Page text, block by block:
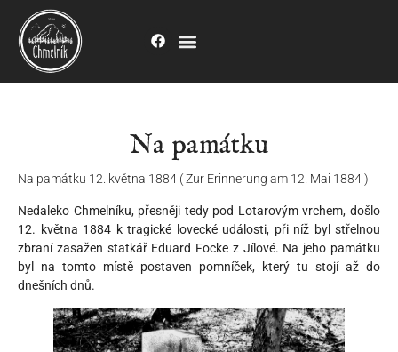
Na památku
Na památku 12. května 1884 ( Zur Erinnerung am 12. Mai 1884 )
Nedaleko Chmelníku, přesněji tedy pod Lotarovým vrchem, došlo
12. května 1884 k tragické lovecké události, při níž byl střelnou
zbraní zasažen statkář Eduard Focke z Jílové. Na jeho památku
byl na tomto místě postaven pomníček, který tu stojí až do
dnešních dnů.